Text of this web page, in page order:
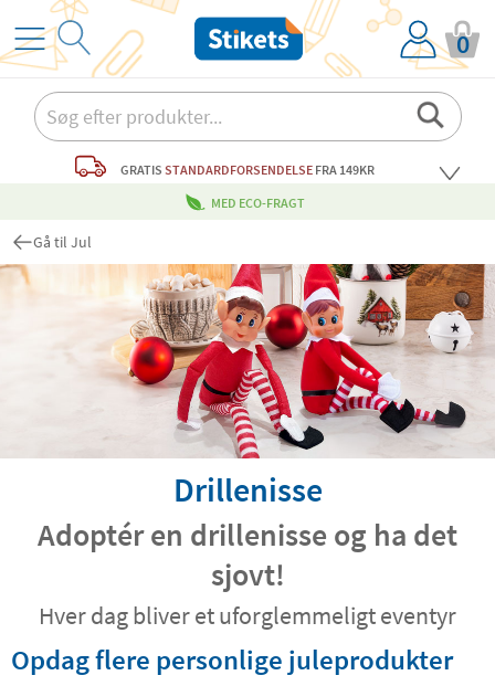
0
GRATISSTANDARDFORSENDELSE FRA 149KR
MED ECO-FRAGT
Gå til Jul
Drillenisse
Adoptér en drillenisse og ha det
sjovt!
Hver dag bliver et uforglemmeligt eventyr
Opdag flere personlige juleprodukter